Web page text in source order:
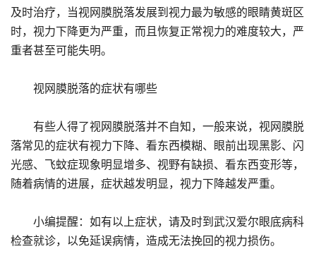
及时治疗，当视网膜脱落发展到视力最为敏感的眼睛黄斑区
时，视力下降更为严重，而且恢复正常视力的难度较大，严
重者甚至可能失明。
视网膜脱落的症状有哪些
有些人得了视网膜脱落并不自知，一般来说，视网膜脱
落常见的症状有视力下降、看东西模糊、眼前出现黑影、闪
光感、飞蚊症现象明显增多、视野有缺损、看东西变形等，
随着病情的进展，症状越发明显，视力下降越发严重。
小编提醒：如有以上症状，请及时到武汉爱尔眼底病科
检查就诊，以免延误病情，造成无法挽回的视力损伤。